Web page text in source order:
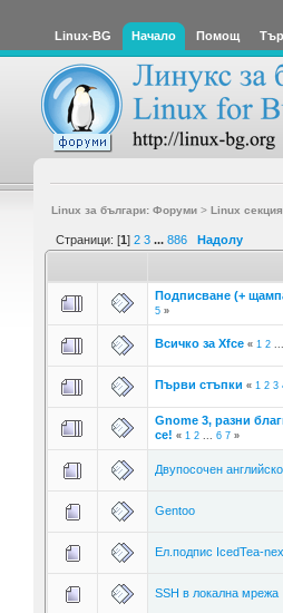
Linux-BG Начало Помощ
Linux за българи: Форуми> Linux
Страници: [1] 2 3 ... 886 Надолу
Подписване (+
5»
Всичко за Xfce « 1 2...
Първи стъпки « 1 2 3
Gnome 3, разни
се! « 1 2... 6 7»
Двупосочен
Gentoo
Ел.подпис IcedTea-
SSH в локална мрежа